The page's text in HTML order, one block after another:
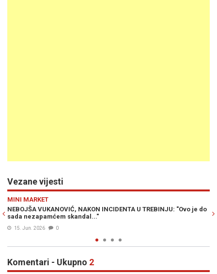
Vezane vijesti
"Ovo je do
HRONIKA
INCIDENT NA NEBU: Avion za Split morao se hitno
putnik pravio probleme
04. Jun. 2026
Komentari - Ukupno 2